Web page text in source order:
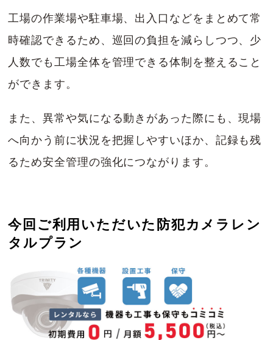
工場の作業場や駐車場、出入口などをまとめて常
時確認できるため、巡回の負担を減らしつつ、少
人数でも工場全体を管理できる体制を整えること
ができます。
また、異常や気になる動きがあった際にも、現場
へ向かう前に状況を把握しやすいほか、記録も残
るため安全管理の強化につながります。
今回ご利用いただいた防犯カメラレン
タルプラン